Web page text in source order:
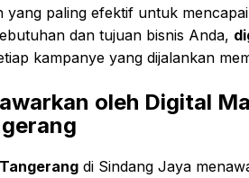
yang paling efektif untuk
dan tujuan bisnis Anda,
kampanye yang dijalankan
oleh Digital
di Sindang Jaya